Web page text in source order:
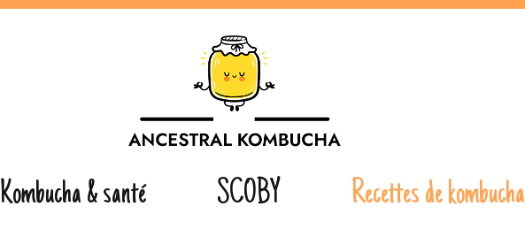
Kombucha & santé SCOBY Recettes de kombucha